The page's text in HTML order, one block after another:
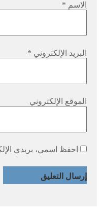
الاسم *
البريد الإلكتروني *
الموقع الإلكتروني
احفظ اسمي، بريدي